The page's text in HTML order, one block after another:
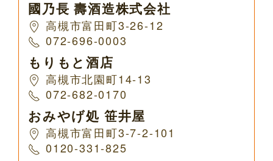
國乃長 壽酒造株式会社
高槻市富田町3-26-12
072-696-0003
もりもと酒店
高槻市北園町14-13
072-682-0170
おみやげ処 笹井屋
高槻市富田町3-7-2-101
0120-331-825